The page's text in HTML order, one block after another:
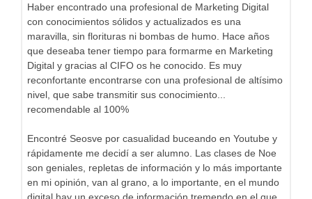
Haber encontrado una profesional de Marketing Digital
con conocimientos sólidos y actualizados es una
maravilla, sin florituras ni bombas de humo. Hace años
que deseaba tener tiempo para formarme en Marketing
Digital y gracias al CIFO os he conocido. Es muy
reconfortante encontrarse con una profesional de altísimo
nivel, que sabe transmitir sus conocimiento...
recomendable al 100%
Encontré Seosve por casualidad buceando en Youtube y
rápidamente me decidí a ser alumno. Las clases de Noe
son geniales, repletas de información y lo más importante
en mi opinión, van al grano, a lo importante, en el mundo
digital hay un exceso de información tremendo en el que